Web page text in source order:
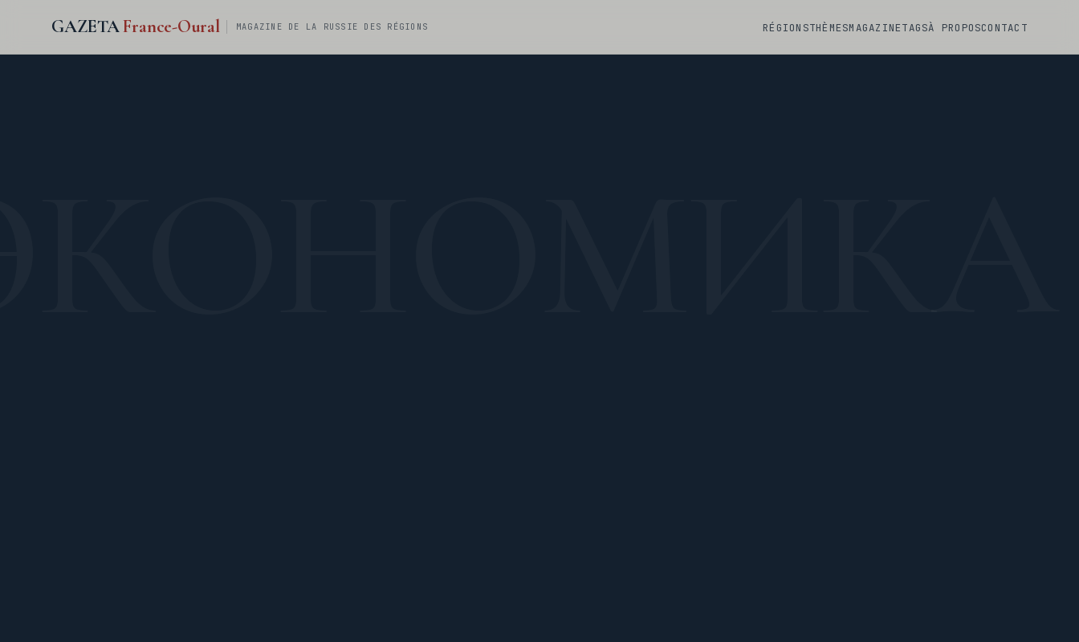
GAZETAFrance-Oural MAGAZINE DE LA RUSSIE DES RÉGIONS RÉGIONSTHÈMESMAGAZINETAGSÀ PROPOSCONTACT